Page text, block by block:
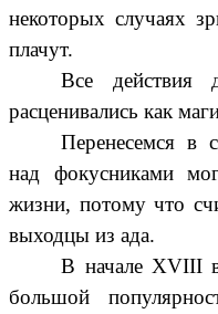
некоторых случаях
плачут.
Все действия
расценивались как
Перенесемся в
над фокусниками
жизни, потому что
выходцы из ада.
В начале XVIII
большой